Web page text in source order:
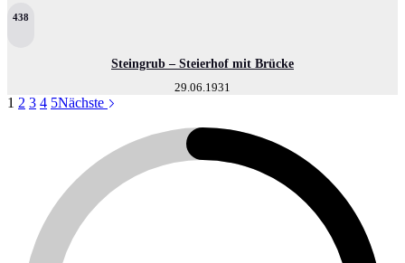
438
Steingrub – Steierhof mit Brücke
29.06.1931
1 2 3 4 5Nächste